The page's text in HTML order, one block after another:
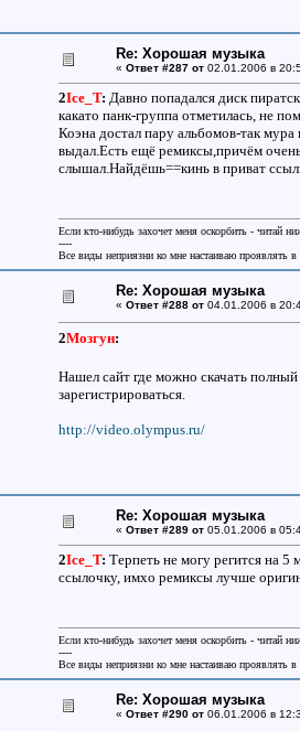
Re: Хорошая музыка
« Ответ #287 от02.01.2006 в
2Ice_T: Давно попадался диск
какато панк-группа отметилась, не
Коэна достал пару альбомов-так
выдал.Есть ещё ремиксы,причём
слышал.Найдёшь==кинь в приват
Если кто-нибудь захочет меня оскорбить - читай
----
Все виды неприязни ко мне настаиваю проявлять
Re: Хорошая музыка
« Ответ #288 от04.01.2006 в
2Мозгун:
Нашел сайт где можно скачать
зарегистрироваться.
http://video.olympus.ru/
Re: Хорошая музыка
« Ответ #289 от05.01.2006 в
2Ice_T: Терпеть не могу регится на
ссылочку, имхо ремиксы лучше
Если кто-нибудь захочет меня оскорбить - читай
----
Все виды неприязни ко мне настаиваю проявлять
Re: Хорошая музыка
« Ответ #290 от06.01.2006 в